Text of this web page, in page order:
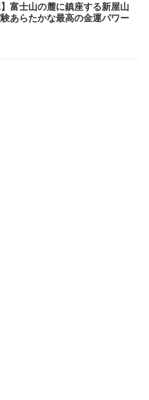
】富士山の麓に鎮座する新屋山
あらたかな最高の金運パワー